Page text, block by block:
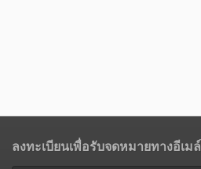
ลงทะเบียนเพื่อรับจดหมายทางอีเมล์